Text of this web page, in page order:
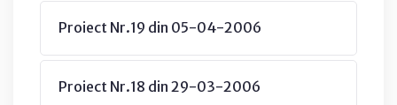
Proiect Nr.19 din 05-04-2006
Proiect Nr.18 din 29-03-2006